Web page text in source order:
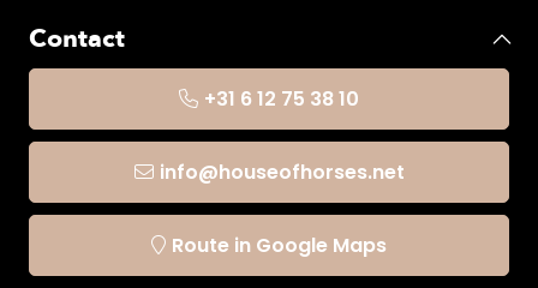
Contact
+31 6 12 75 38 10
info@houseofhorses.net
Route in Google Maps